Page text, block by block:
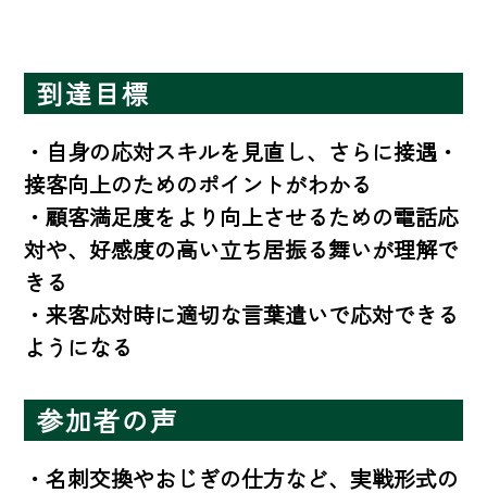
到達目標
・自身の応対スキルを見直し、さらに接遇・
接客向上のためのポイントがわかる
・顧客満足度をより向上させるための電話応
対や、好感度の高い立ち居振る舞いが理解で
きる
・来客応対時に適切な言葉遣いで応対できる
ようになる
参加者の声
・名刺交換やおじぎの仕方など、実戦形式の